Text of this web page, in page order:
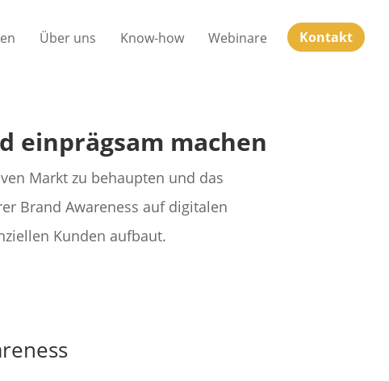
Über uns Know-how Webinare Kontakt
einprägsam machen
Markt zu behaupten und das
Brand Awareness auf digitalen
Kunden aufbaut.